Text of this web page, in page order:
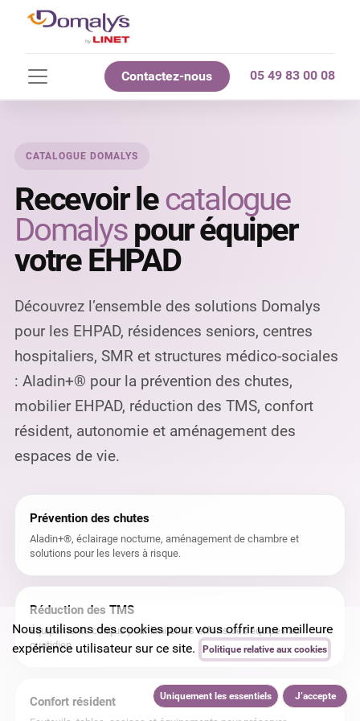
Contactez-nous 05 49 83 00 08
CATALOGUE DOMALYS
Recevoir lecatalogue
Domalyspour équiper
votre EHPAD
Découvrez l’ensemble des solutions Domalys
pour les EHPAD, résidences seniors, centres
hospitaliers, SMR et structures médico-sociales
: Aladin+® pour la prévention des chutes,
mobilier EHPAD, réduction des TMS, confort
résident, autonomie et aménagement des
espaces de vie.
Prévention des chutes
Aladin+®, éclairage nocturne, aménagement de chambre et
solutions pour les levers à risque.
Réduction des TMS
Équipements conçus pour limiter les efforts des équipes au
quotidien.
Confort résident
Nous utilisons des cookies pour vous offrir une meilleure
expérience utilisateur sur ce site.
Politique relative aux cookies
Uniquement les essentiels J’accepte